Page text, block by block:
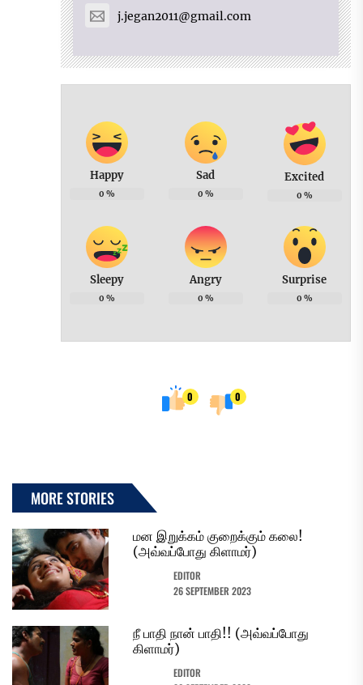
j.jegan2011@gmail.com
Happy
0 %
Sad
0 %
Excited
0 %
Sleepy
0 %
Angry
0 %
Surprise
0 %
0 0
MORE STORIES
மன இறுக்கம் குறைக்கும் கலை!
(அவ்வப்போது கிளாமர்)
EDITOR
26 SEPTEMBER 2023
நீ பாதி நான் பாதி!! (அவ்வப்போது
கிளாமர்)
EDITOR